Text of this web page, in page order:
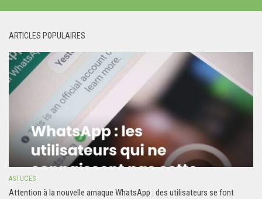
ARTICLES POPULAIRES
ASTUCES
Attention à la nouvelle arnaque WhatsApp : des utilisateurs se font